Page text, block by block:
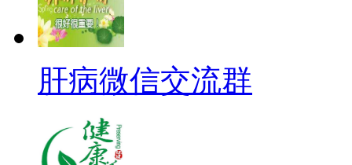
肝病微信交流群